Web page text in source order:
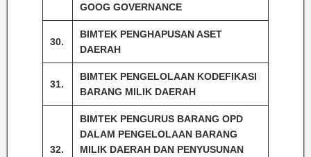
GOOG GOVERNANCE
30.
BIMTEK PENGHAPUSAN ASET
DAERAH
31.
BIMTEK PENGELOLAAN KODEFIKASI
BARANG MILIK DAERAH
32.
BIMTEK PENGURUS BARANG OPD
DALAM PENGELOLAAN BARANG
MILIK DAERAH DAN PENYUSUNAN